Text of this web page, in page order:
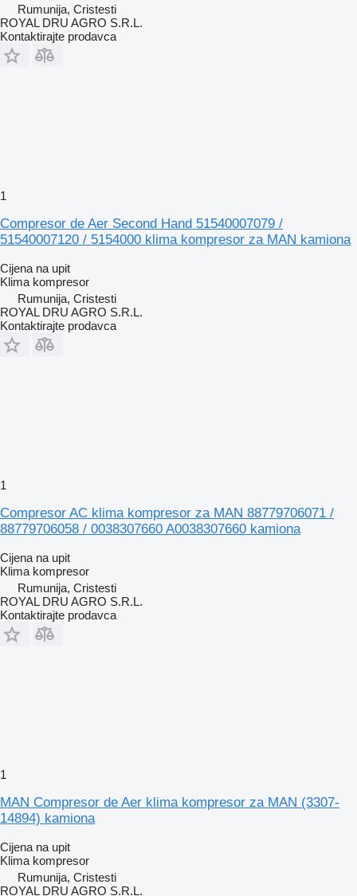
Rumunija, Cristesti
ROYAL DRU AGRO S.R.L.
Kontaktirajte prodavca
1
Compresor de Aer Second Hand 51540007079 /
51540007120 / 5154000 klima kompresor za MAN kamiona
Cijena na upit
Klima kompresor
Rumunija, Cristesti
ROYAL DRU AGRO S.R.L.
Kontaktirajte prodavca
1
Compresor AC klima kompresor za MAN 88779706071 /
88779706058 / 0038307660 A0038307660 kamiona
Cijena na upit
Klima kompresor
Rumunija, Cristesti
ROYAL DRU AGRO S.R.L.
Kontaktirajte prodavca
1
MAN Compresor de Aer klima kompresor za MAN (3307-
14894) kamiona
Cijena na upit
Klima kompresor
Rumunija, Cristesti
ROYAL DRU AGRO S.R.L.